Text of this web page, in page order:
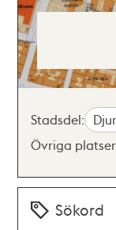
Stadsdel:
Övriga
Sökord